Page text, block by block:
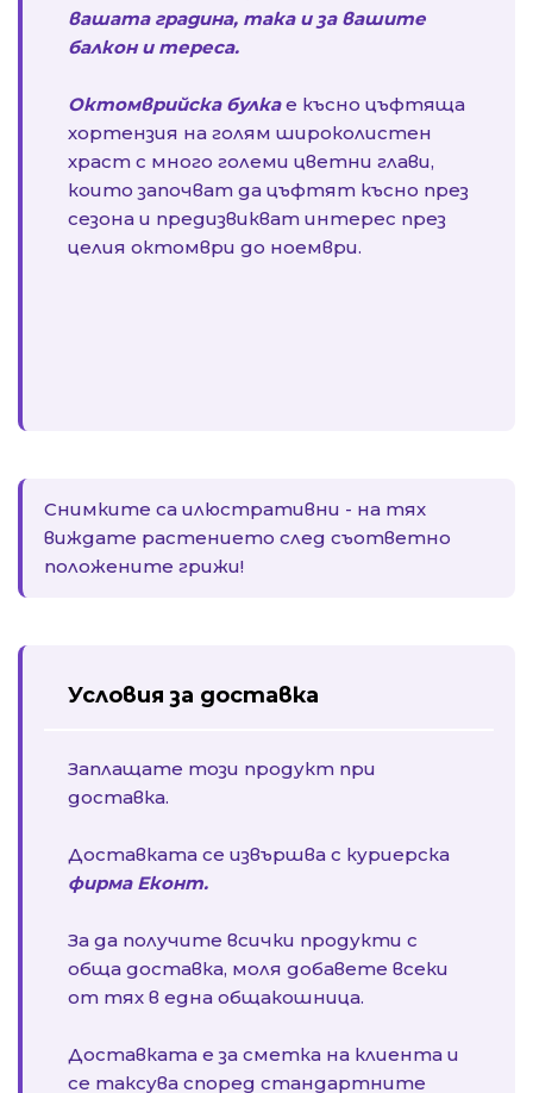
вашата градина, така и за вашите
балкон и тереса.
Октомврийска булкае късно цъфтяща
хортензия на голям широколистен
храст с много големи цветни глави,
които започват да цъфтят късно през
сезона и предизвикват интерес през
целия октомври до ноември.
Снимките са илюстративни - на тях
виждате растението след съответно
положените грижи!
Условия за доставка
Заплащате този продукт при
доставка.
Доставката се извършва с куриерска
фирма Еконт.
За да получите всички продукти с
обща доставка, моля добавете всеки
от тях в една общакошница.
Доставката е за сметка на клиента и
се таксува според стандартните